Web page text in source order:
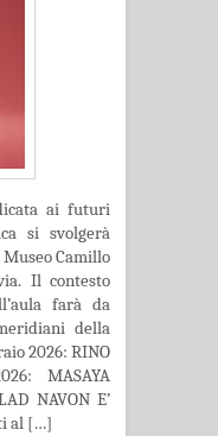
ai futuri
si svolgerà
Museo Camillo
Il contesto
farà da
della
2026: RINO
MASAYA
NAVON E’
al […]